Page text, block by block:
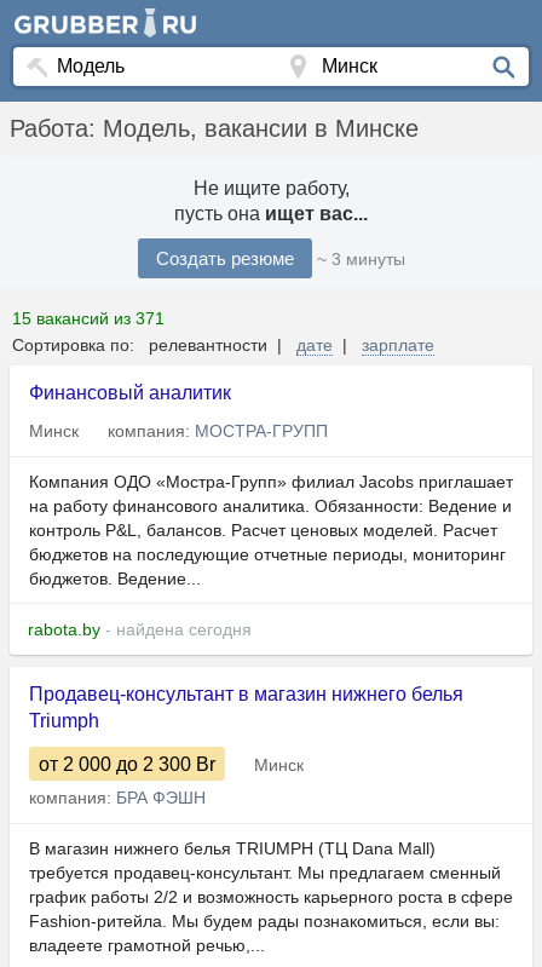
Работа: Модель, вакансии в Минске
Не ищите работу,
пусть она ищет вас...
Создать резюме ~ 3 минуты
15 вакансий из 371
Сортировка по: релевантности | дате | зарплате
Финансовый аналитик
Минск компания: МОСТРА-ГРУПП
Компания ОДО «Мостра-Групп» филиал Jacobs приглашает
на работу финансового аналитика. Обязанности: Ведение и
контроль P&L, балансов. Расчет ценовых моделей. Расчет
бюджетов на последующие отчетные периоды, мониторинг
бюджетов. Ведение...
rabota.by - найдена сегодня
Продавец-консультант в магазин нижнего белья
Triumph
от 2 000 до 2 300 Br
Минск
компания: БРА ФЭШН
В магазин нижнего белья TRIUMPH (ТЦ Dana Mall)
требуется продавец-консультант. Мы предлагаем сменный
график работы 2/2 и возможность карьерного роста в сфере
Fashion-ритейла. Мы будем рады познакомиться, если вы:
владеете грамотной речью,...